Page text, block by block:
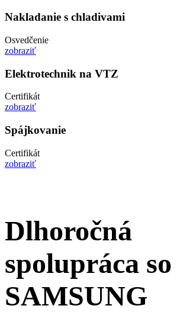
Nakladanie s chladivami
Osvedčenie
zobraziť
Elektro­technik na VTZ
Certifikát
zobraziť
Spájkovanie
Certifikát
zobraziť
Dlhoročná
spolupráca so
SAMSUNG